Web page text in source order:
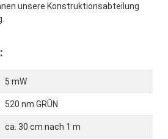
unsere Konstruktionsabteilung
5 mW
520 nm GRÜN
ca. 30 cm nach 1 m